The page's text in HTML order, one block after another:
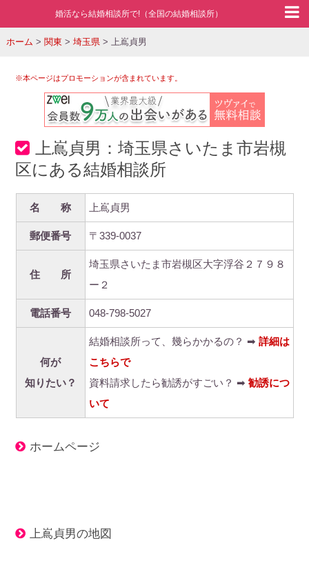
婚活なら結婚相談所で!（全国の結婚相談所）
ホーム > 関東 > 埼玉県> 上嶌貞男
※本ページはプロモーションが含まれています。
上嶌貞男：埼玉県さいたま市岩槻
区にある結婚相談所
名 称 上嶌貞男
郵便番号 〒339-0037
住 所
埼玉県さいたま市岩槻区大字浮谷２７９８
ー２
電話番号 048-798-5027
何が
知りたい？
結婚相談所って、幾らかかるの？ ➡ 詳細は
こちらで
資料請求したら勧誘がすごい？ ➡ 勧誘につ
いて
ホームページ
上嶌貞男の地図